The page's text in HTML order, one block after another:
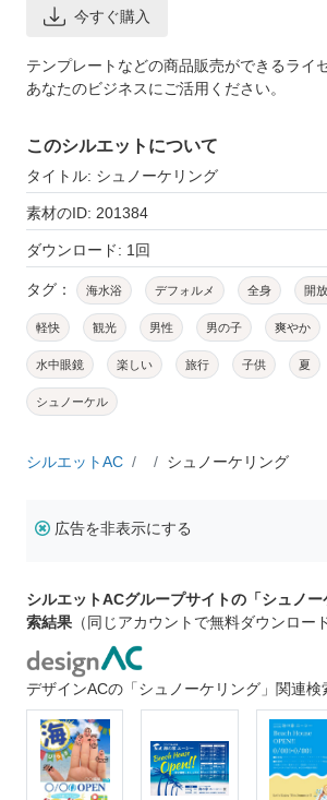
今すぐ購入
テンプレートなどの商品販売ができるライ
あなたのビジネスにご活用ください。
このシルエットについて
タイトル: シュノーケリング
素材のID: 201384
ダウンロード: 1回
タグ： 海水浴 デフォルメ 全身 開
軽快 観光 男性 男の子 爽やか
水中眼鏡 楽しい 旅行 子供 夏
シュノーケル
シルエットAC シュノーケリング
広告を非表示にする
シルエットACグループサイトの「シュノ
索結果 （同じアカウントで無料ダウンロー
デザインACの「シュノーケリング」関連検